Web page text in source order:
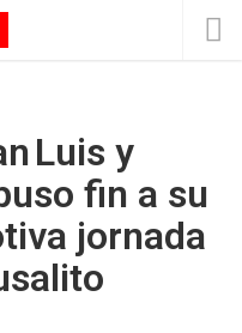
Luis y
fin a su
jornada